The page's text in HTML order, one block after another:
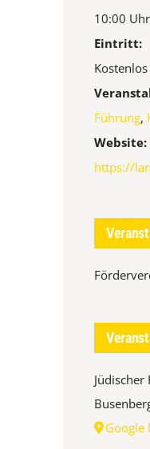
10:00
Eintritt:
Kostenlos
Führung,
Website:
https://
Google